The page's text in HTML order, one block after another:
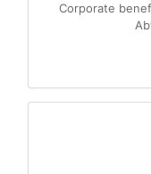
Corporate